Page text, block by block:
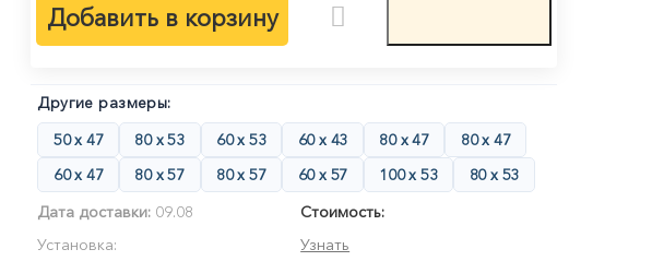
Добавить в корзину
Другие размеры:
50 х 47
80 х 53 60 х 53 60 х 43 80 х 47
80 х 47
60 х 47
80 х 57 80 х 57 60 х 57 100 х 53
80 х 53
Дата доставки: 09.08
Стоимость:
Установка:
Узнать